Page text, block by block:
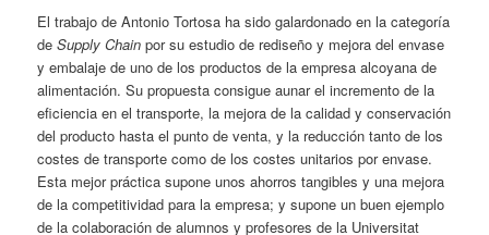
El trabajo de Antonio Tortosa ha sido galardonado en la categoría
deSupply Chain por su estudio de rediseño y mejora del envase
y embalaje de uno de los productos de la empresa alcoyana de
alimentación. Su propuesta consigue aunar el incremento de la
eficiencia en el transporte, la mejora de la calidad y conservación
del producto hasta el punto de venta, y la reducción tanto de los
costes de transporte como de los costes unitarios por envase.
Esta mejor práctica supone unos ahorros tangibles y una mejora
de la competitividad para la empresa; y supone un buen ejemplo
de la colaboración de alumnos y profesores de la Universitat